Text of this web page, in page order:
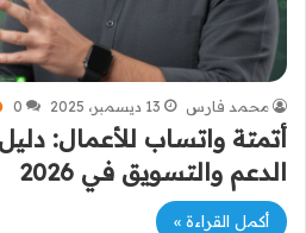
محمد فارس 13 ديسمبر، 2025 0
أتمتة واتساب للأعمال:
الدعم والتسويق في 2026
أكمل القراءة »